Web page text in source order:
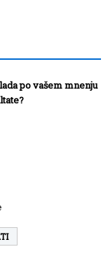
po vašem mnenju